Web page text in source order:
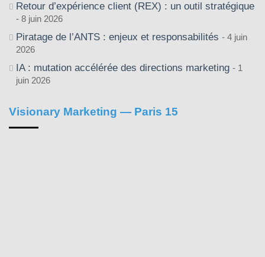
Retour d’expérience client (REX) : un outil stratégique
8 juin 2026
Piratage de l’ANTS : enjeux et responsabilités
4 juin
2026
IA : mutation accélérée des directions marketing
1
juin 2026
Visionary Marketing — Paris 15